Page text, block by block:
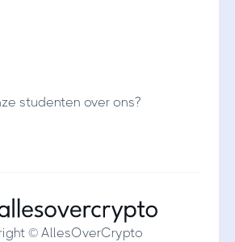
studenten over ons?
© AllesOverCrypto